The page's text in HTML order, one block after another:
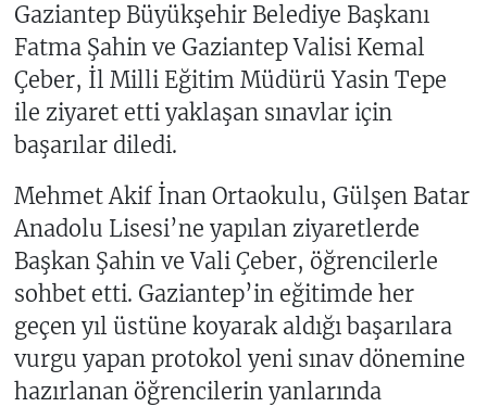
Gaziantep Büyükşehir Belediye Başkanı
Fatma Şahin ve Gaziantep Valisi Kemal
Çeber, İl Milli Eğitim Müdürü Yasin Tepe
ile ziyaret etti yaklaşan sınavlar için
başarılar diledi.
Mehmet Akif İnan Ortaokulu, Gülşen Batar
Anadolu Lisesi’ne yapılan ziyaretlerde
Başkan Şahin ve Vali Çeber, öğrencilerle
sohbet etti. Gaziantep’in eğitimde her
geçen yıl üstüne koyarak aldığı başarılara
vurgu yapan protokol yeni sınav dönemine
hazırlanan öğrencilerin yanlarında